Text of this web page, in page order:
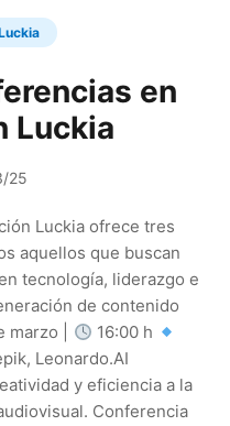
en
Luckia
25
Luckia ofrece tres
aquellos que buscan
tecnología, liderazgo e
de contenido
marzo |
16:00 h
Leonardo.AI
y eficiencia a la
Conferencia